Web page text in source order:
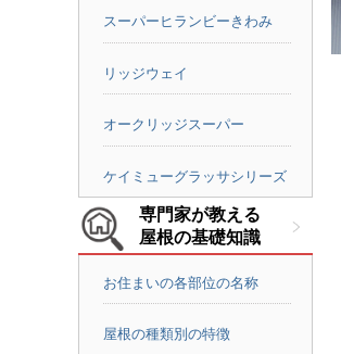
スーパーヒランビーきわみ
リッジウェイ
オークリッジスーパー
ケイミューグラッサシリーズ
専門家が教える
屋根の基礎知識
お住まいの各部位の名称
屋根の種類別の特徴